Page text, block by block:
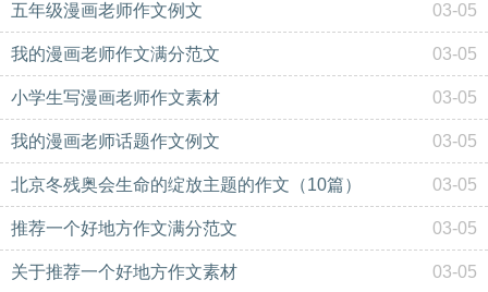
五年级漫画老师作文例文 03-05
我的漫画老师作文满分范文 03-05
小学生写漫画老师作文素材 03-05
我的漫画老师话题作文例文 03-05
北京冬残奥会生命的绽放主题的作文（10篇） 03-05
推荐一个好地方作文满分范文 03-05
关于推荐一个好地方作文素材 03-05